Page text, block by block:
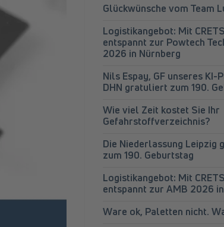
Glückwünsche vom Team
Logistikangebot: Mit
entspannt zur Powtech
2026 in Nürnberg
Nils Espay, GF unseres KI-
DHN gratuliert zum 190.
Wie viel Zeit kostet Sie Ihr
Gefahrstoffverzeichnis?
Die Niederlassung Leipzig
zum 190. Geburtstag
Logistikangebot: Mit
entspannt zur AMB 2026
Ware ok, Paletten nicht.